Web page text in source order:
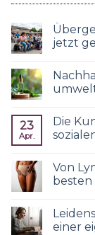
jetzt
23
Apr.
Die
Von
einer